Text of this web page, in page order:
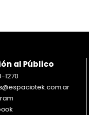
al Público
1270